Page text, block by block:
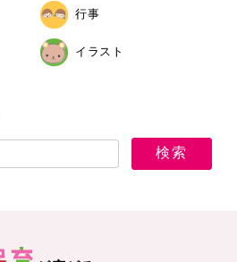
行事
イラスト